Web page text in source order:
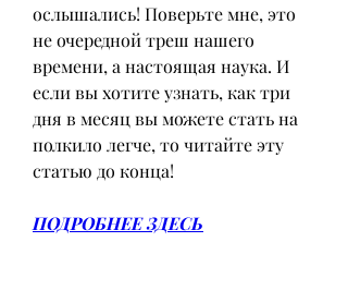
ослышались! Поверьте мне, это
не очередной треш нашего
времени, а настоящая наука. И
если вы хотите узнать, как три
дня в месяц вы можете стать на
полкило легче, то читайте эту
статью до конца!
ПОДРОБНЕЕ ЗДЕСЬ